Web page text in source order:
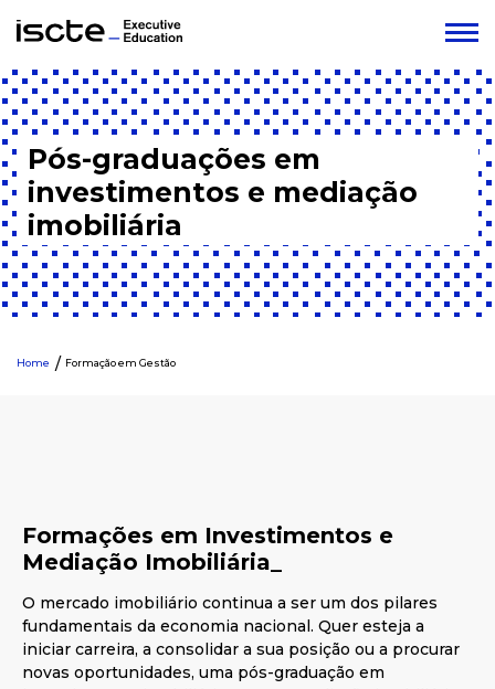
Pós-graduações em
investimentos e mediação
imobiliária
Home Formação em Gestão
Formações em Investimentos e
Mediação Imobiliária_
O mercado imobiliário continua a ser um dos pilares
fundamentais da economia nacional. Quer esteja a
iniciar carreira, a consolidar a sua posição ou a procurar
novas oportunidades, uma pós-graduação em